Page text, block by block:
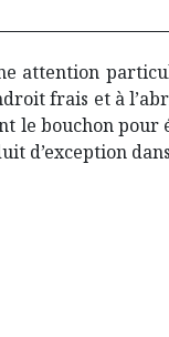
attention
frais et à
bouchon
d’exception